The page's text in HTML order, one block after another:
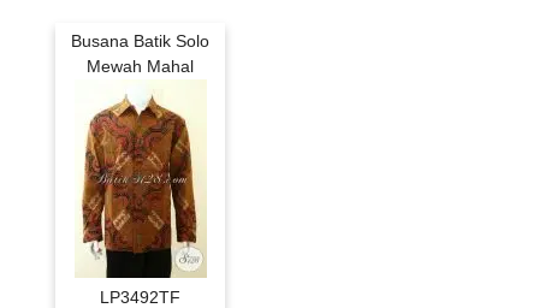
Busana Batik Solo
Mewah Mahal
LP3492TF